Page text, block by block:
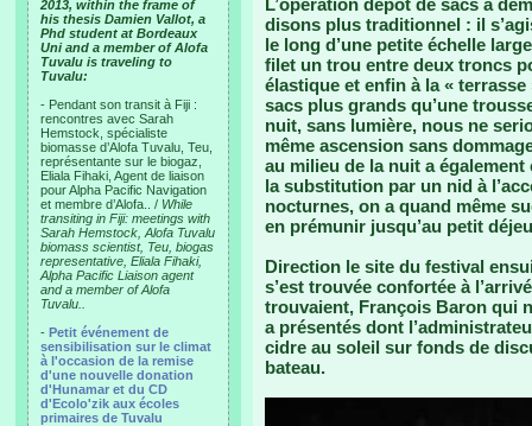
2013, within the frame of
his thesis Damien Vallot, a
Phd student at Bordeaux
Uni and a member of Alofa
Tuvalu is traveling to
Tuvalu:
- Pendant son transit à Fiji :
rencontres avec Sarah
Hemstock, spécialiste
biomasse d’Alofa Tuvalu, Teu,
représentante sur le biogaz,
Eliala Fihaki, Agent de liaison
pour Alpha Pacific Navigation
et membre d’Alofa.. / While
transiting in Fiji: meetings with
Sarah Hemstock, Alofa Tuvalu
biomass scientist, Teu, biogas
representative, Eliala Fihaki,
Alpha Pacific Liaison agent
and a member of Alofa
Tuvalu..
- Petit événement de
sensibilisation sur le climat
à l'occasion de la remise
d'une nouvelle donation
d'Hunamar et du CD
d'Ecolo'zik aux écoles
primaires de Tuvalu
L’opération dépôt de sacs a
disons plus traditionnel : il
le long d’une petite échelle
filet un trou entre deux troncs
élastique et enfin à la «
sacs plus grands qu’une
nuit, sans lumière, nous ne
même ascension sans
au milieu de la nuit a
la substitution par un nid à
nocturnes, on a quand même
en prémunir jusqu’au petit
Direction le site du festival
s’est trouvée confortée à
trouvaient, François Baron qui
a présentés dont
cidre au soleil sur fonds de
bateau.